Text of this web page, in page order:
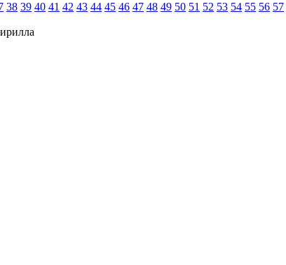
38 39 40 41 42 43 44 45 46 47 48 49 50 51 52 53 54 55 56 57